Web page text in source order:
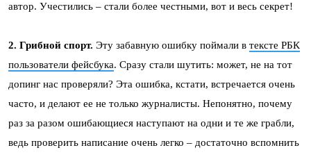
автор. Учестились – стали более честными, вот и весь секрет!
2. Грибной спорт. Эту забавную ошибку поймали в тексте РБК
пользователи фейсбука. Сразу стали шутить: может, не на тот
допинг нас проверяли? Эта ошибка, кстати, встречается очень
часто, и делают ее не только журналисты. Непонятно, почему
раз за разом ошибающиеся наступают на одни и те же грабли,
ведь проверить написание очень легко – достаточно вспомнить